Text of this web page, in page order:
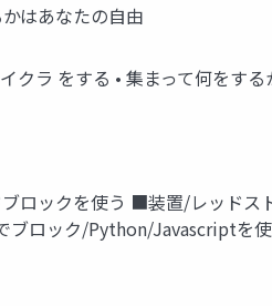
はあなたの自由
ラ をする • 集まって何をす
ロックを使う ■装置/レッド
ロック/Python/Javascriptを